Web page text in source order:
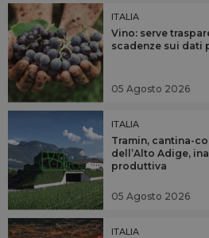
ITALIA
Vino: serve
scadenze sui dati
05 Agosto 2026
ITALIA
Tramin, cantina-
dell’Alto Adige,
produttiva
05 Agosto 2026
ITALIA